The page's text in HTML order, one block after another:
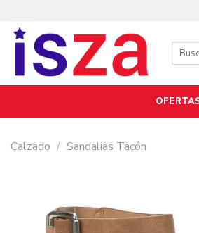
contenido
Buscar
Calzado / Sandalias Tacón